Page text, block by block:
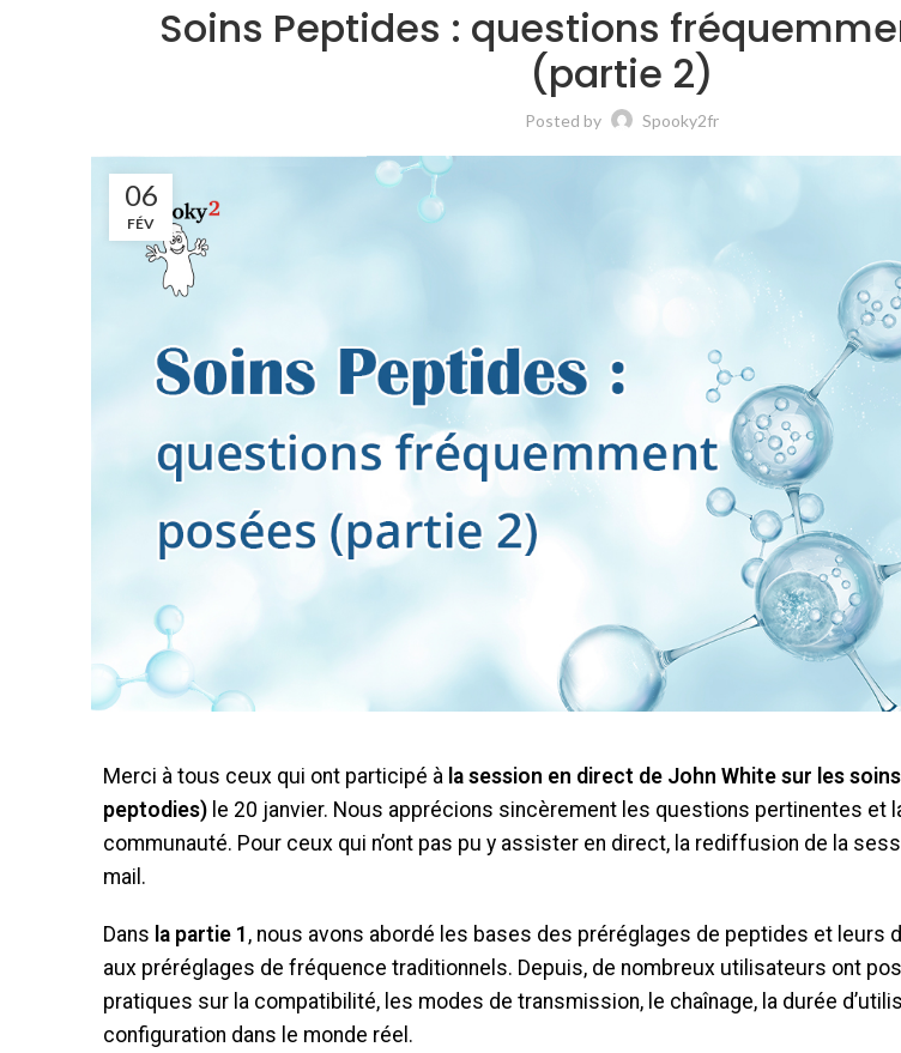
Soins Peptides : questions
(partie 2)
Posted by Spooky2fr
06
FÉV
Merci à tous ceux qui ont participé à la session en direct de John White sur les
peptodies) le 20 janvier. Nous apprécions sincèrement les questions pertinentes et
communauté. Pour ceux qui n’ont pas pu y assister en direct, la rediffusion de la
mail.
Dans la partie 1 , nous avons abordé les bases des préréglages de peptides et leurs
aux préréglages de fréquence traditionnels. Depuis, de nombreux utilisateurs ont
pratiques sur la compatibilité, les modes de transmission, le chaînage, la durée
configuration dans le monde réel.